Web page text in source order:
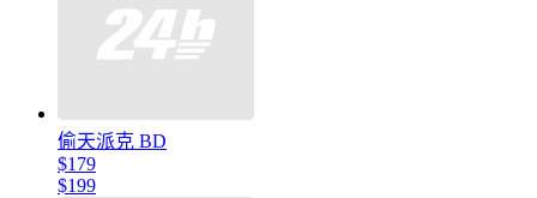
偷天派克 BD
$179
$199